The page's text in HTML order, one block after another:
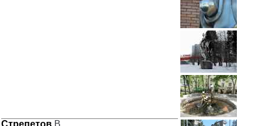
Стрепетов В.